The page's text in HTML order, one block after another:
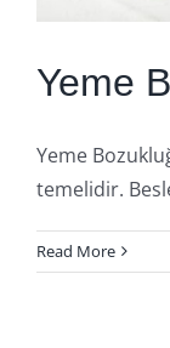
Yeme
Yeme
temelidir.
Read More